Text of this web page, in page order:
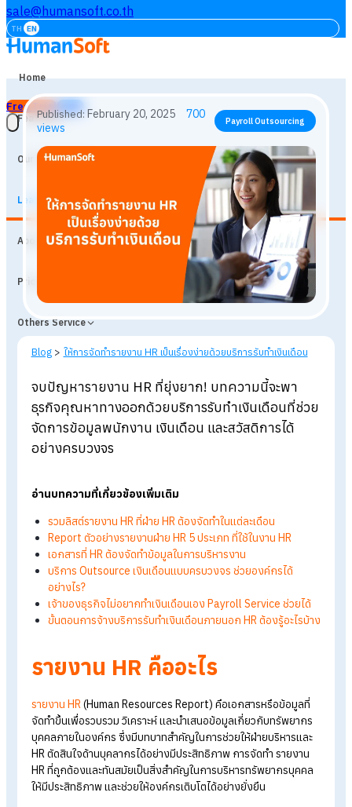
sale@humansoft.co.th
TH EN
Home
Features
Our Customers
Learning
About
Prices
Others Service
Free Trial
Published:February 20, 2025 700
views Payroll Outsourcing
Blog > ให้การจัดทำรายงาน HR เป็นเรื่องง่ายด้วยบริการรับทำเงินเดือน
จบปัญหารายงาน HRที่ยุ่งยาก! บทความนี้จะพา
ธุรกิจคุณหาทางออกด้วยบริการรับทำเงินเดือนที่ช่
จัดการข้อมูลพนักงาน เงินเดือน และสวัสดิการได้
อย่างครบวงจร
อ่านบทความที่เกี่ยวข้องเพิ่มเติม
รวมลิสต์รายงาน
ที่ฝ่าย HR
ต้องจัดทำในแต่ละเดือน
Reportตัวอย่างรายงานฝ่าย HR 5 ประเภท ที่ใช้ในงาน HR
เอกสารที่ HR ต้องจัดทำข้อมูลในการบริหารงาน
บริการ Outsourceเงินเดือนแบบครบวงจร ช่วยองค์กรได้
อย่างไร?
เจ้าของธุรกิจไม่อยากทำเงินเดือนเอง Payroll Service